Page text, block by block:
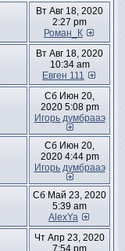
Вт Авг 18, 2020
2:27 pm
Роман_К
Вт Авг 18, 2020
10:34 am
Евген 111
Сб Июн 20,
2020 5:08 pm
Игорь думбрааэ
Сб Июн 20,
2020 4:44 pm
Игорь думбрааэ
Сб Май 23, 2020
5:39 am
AlexYa
Чт Апр 23, 2020
7:54 pm